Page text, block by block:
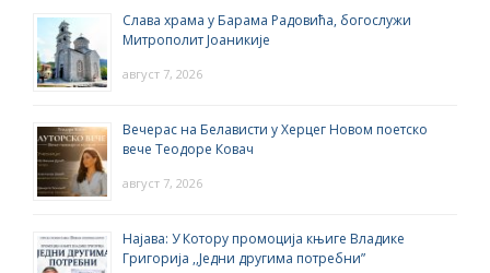
Слава храма у Барама Радовића, богослужи
Митрополит Јоаникије
август 7, 2026
Вечерас на Белависти у Херцег Новом поетско
вече Теодоре Ковач
август 7, 2026
Најава: У Котору промоција књиге Владике
Григорија ,,Једни другима потребни”